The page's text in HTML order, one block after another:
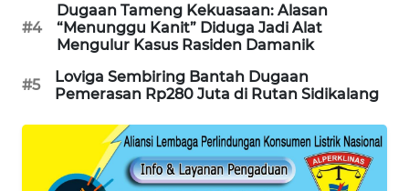
#4
Dugaan Tameng Kekuasaan: Alasan
“Menunggu Kanit” Diduga Jadi Alat
Mengulur Kasus Rasiden Damanik
#5
Loviga Sembiring Bantah Dugaan
Pemerasan Rp280 Juta di Rutan Sidikalang